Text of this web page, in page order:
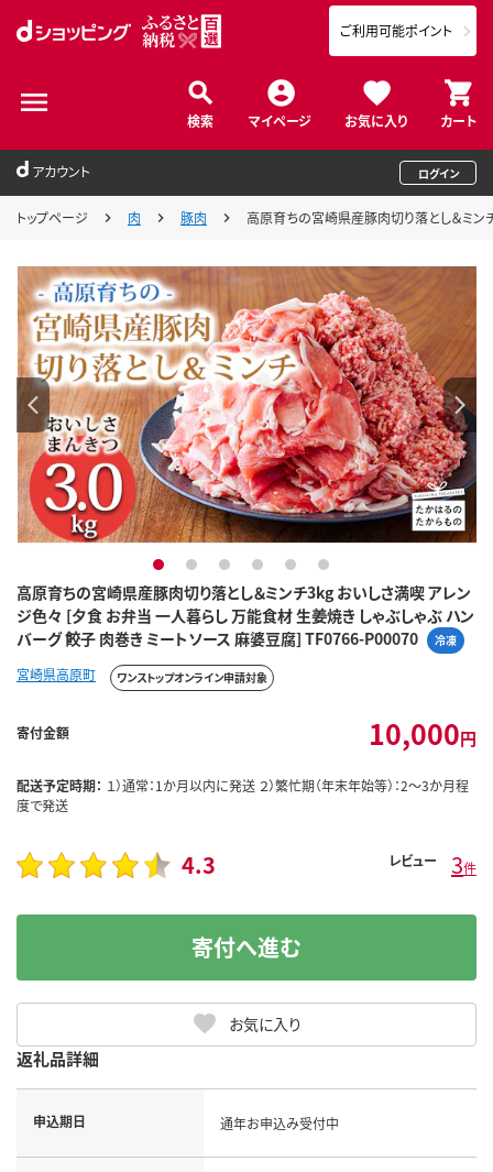
検索 マイページ お気に入り カート
ご利用可能ポイント
アカウント ログイン
トップページ 肉 豚肉 高原育ちの宮崎県産豚肉切り落とし＆ミ
高原育ちの宮崎県産豚肉切り落とし＆ミンチ3kg おいしさ満喫 アレン
ジ色々 [夕食 お弁当 一人暮らし 万能食材 生姜焼き しゃぶしゃぶ ハン
バーグ 餃子 肉巻き ミートソース 麻婆豆腐] TF0766-P00070
冷凍
1 2 3 4 5 6
宮崎県高原町 ワンストップオンライン申請対象
寄付金額 10,000円
配送予定時期： １）通常：1か月以内に発送 ２）繁忙期（年末年始等）：2～3か月程
度で発送
4.3 レビュー 3件
お気に入り
寄付へ進む
返礼品詳細
申込期日 通年お申込み受付中